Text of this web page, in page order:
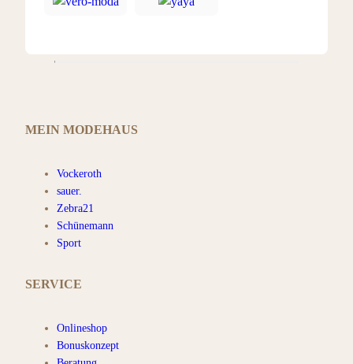
MEIN MODEHAUS
Vockeroth
sauer.
Zebra21
Schünemann
Sport
SERVICE
Onlineshop
Bonuskonzept